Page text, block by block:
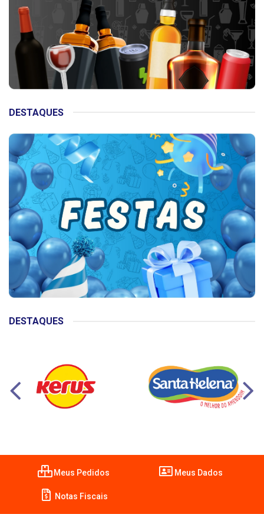
DESTAQUES
DESTAQUES
Meus Pedidos Meus Dados
Notas Fiscais